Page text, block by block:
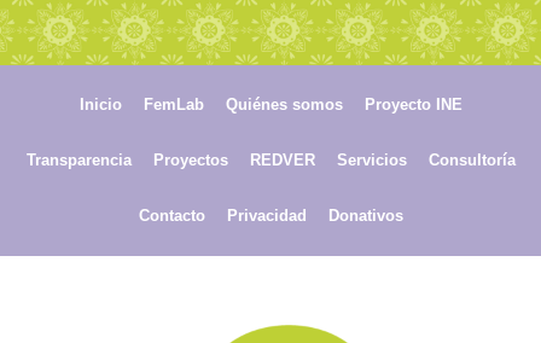
Inicio FemLab Quiénes somos Proyecto INE
Transparencia Proyectos REDVER Servicios Consultoría
Contacto Privacidad Donativos